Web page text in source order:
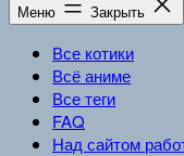
Меню Закрыть
Все котики
Всё аниме
Все теги
FAQ
Над сайтом